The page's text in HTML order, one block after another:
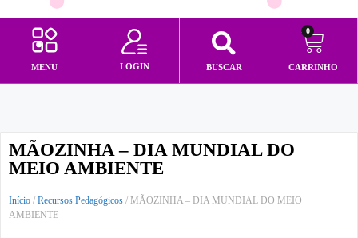
MENU LOGIN BUSCAR
0
CARRINHO
MÃOZINHA – DIA MUNDIAL DO
MEIO AMBIENTE
Início / Recursos Pedagógicos / MÃOZINHA – DIA MUNDIAL DO MEIO
AMBIENTE